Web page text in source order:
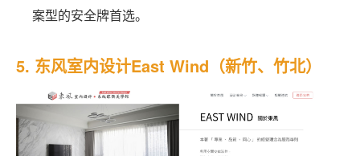
案型的安全牌首选。
5. 东风室内设计East Wind（新竹、竹北）